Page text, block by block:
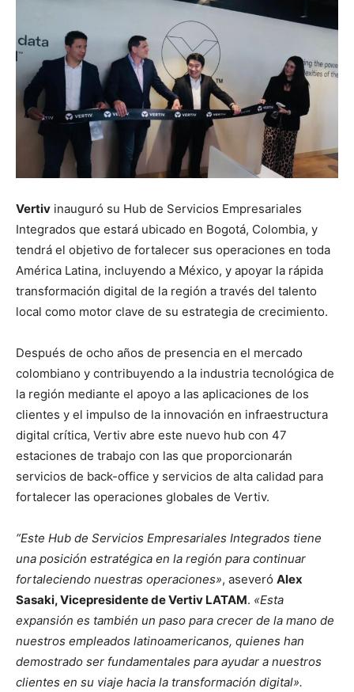
Vertiv inauguró su Hub de Servicios Empresariales
Integrados que estará ubicado en Bogotá, Colombia, y
tendrá el objetivo de fortalecer sus operaciones en toda
América Latina, incluyendo a México, y apoyar la rápida
transformación digital de la región a través del talento
local como motor clave de su estrategia de crecimiento.
Después de ocho años de presencia en el mercado
colombiano y contribuyendo a la industria tecnológica de
la región mediante el apoyo a las aplicaciones de los
clientes y el impulso de la innovación en infraestructura
digital crítica, Vertiv abre este nuevo hub con 47
estaciones de trabajo con las que proporcionarán
servicios de back-office y servicios de alta calidad para
fortalecer las operaciones globales de Vertiv.
“Este Hub de Servicios Empresariales Integrados tiene
una posición estratégica en la región para continuar
fortaleciendo nuestras operaciones», aseveró Alex
Sasaki, Vicepresidente de Vertiv LATAM. «Esta
expansión es también un paso para crecer de la mano de
nuestros empleados latinoamericanos, quienes han
demostrado ser fundamentales para ayudar a nuestros
clientes en su viaje hacia la transformación digital».